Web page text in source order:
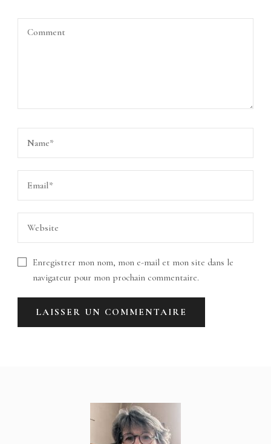
Enregistrer mon nom, mon e-mail et mon site dans le
navigateur pour mon prochain commentaire.